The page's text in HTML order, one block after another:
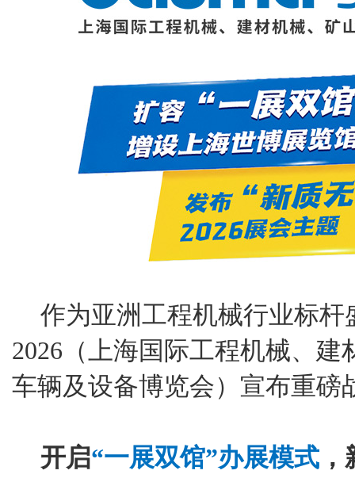
作为亚洲工程机械行业标杆
2026（上海国际工程机械、
车辆及设备博览会）宣布重磅
开启“一展双馆”办展模式